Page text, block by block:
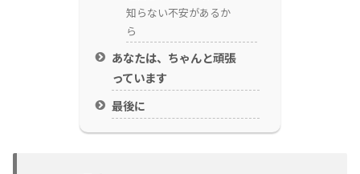
知らない不安があるか
ら
あなたは、ちゃんと頑張
っています
最後に